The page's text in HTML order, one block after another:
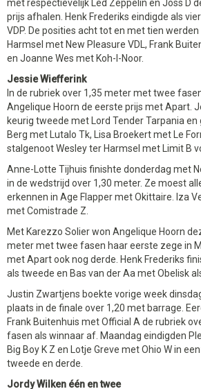
met respectievelijk Led Zeppelin en Joss D
prijs afhalen. Henk Frederiks eindigde als
VDP. De posities acht tot en met tien
Harmsel met New Pleasure VDL, Frank
en Joanne Wes met Koh-I-Noor.
Jessie Wiefferink
In de rubriek over 1,35 meter met twee
Angelique Hoorn de eerste prijs met Apart.
keurig tweede met Lord Tender Tarpania en
Berg met Lutalo Tk, Lisa Broekert met Le
stalgenoot Wesley ter Harmsel met Limit B
Anne-Lotte Tijhuis finishte donderdag met
in de wedstrijd over 1,30 meter. Ze moest
erkennen in Age Flapper met Okittaire. Iza
met Comistrade Z.
Met Karezzo Solier won Angelique Hoorn
meter met twee fasen haar eerste zege in
met Apart ook nog derde. Henk Frederiks
als tweede en Bas van der Aa met Obelisk
Justin Zwartjens boekte vorige week
plaats in de finale over 1,20 met barrage.
Frank Buitenhuis met Official A de rubriek
fasen als winnaar af. Maandag eindigden
Big Boy K Z en Lotje Greve met Ohio W in
tweede en derde.
Jordy Wilken één en twee